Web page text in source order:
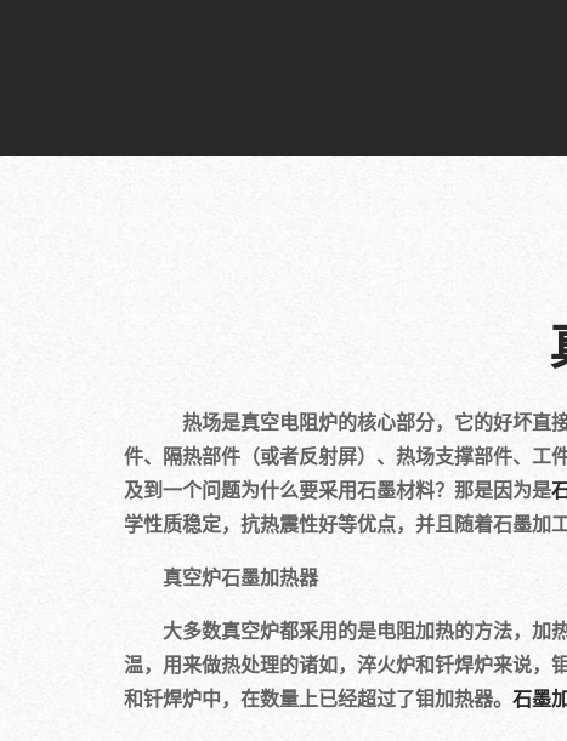
热场是真空电阻炉的核心部分，它的好坏直接
件、隔热部件（或者反射屏）、热场支撑部件、工
及到一个问题为什么要采用石墨材料？那是因为是
学性质稳定，抗热震性好等优点，并且随着石墨加
真空炉石墨加热器
大多数真空炉都采用的是电阻加热的方法，加
温，用来做热处理的诸如，淬火炉和钎焊炉来说，
和钎焊炉中，在数量上已经超过了钼加热器。 石墨